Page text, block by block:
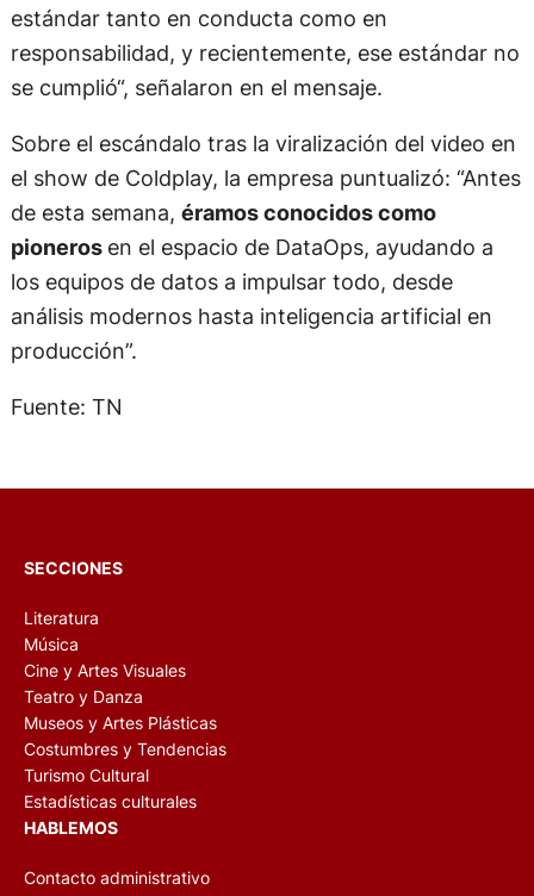
estándar tanto en conducta como en
responsabilidad, y recientemente, ese estándar no
se cumplió“, señalaron en el mensaje.
Sobre el escándalo tras la viralización del video en
el show de Coldplay, la empresa puntualizó: “Antes
de esta semana, éramos conocidos como
pioneros en el espacio de DataOps, ayudando a
los equipos de datos a impulsar todo, desde
análisis modernos hasta inteligencia artificial en
producción”.
Fuente: TN
SECCIONES
Literatura
Música
Cine y Artes Visuales
Teatro y Danza
Museos y Artes Plásticas
Costumbres y Tendencias
Turismo Cultural
Estadísticas culturales
HABLEMOS
Contacto administrativo